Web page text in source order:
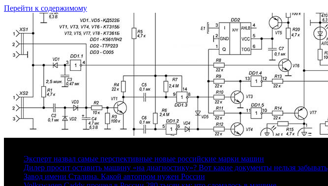
Перейти к содержимому
Эксперт назвал самые перспективные новые российские марки машин
Дилер просит оставить машину «на диагностику»? Вот какие документы нельзя забывать
Завод имени Сталина. Какой автопром нужен России